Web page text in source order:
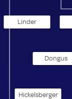
Linder
Dongus
Hickelsberger